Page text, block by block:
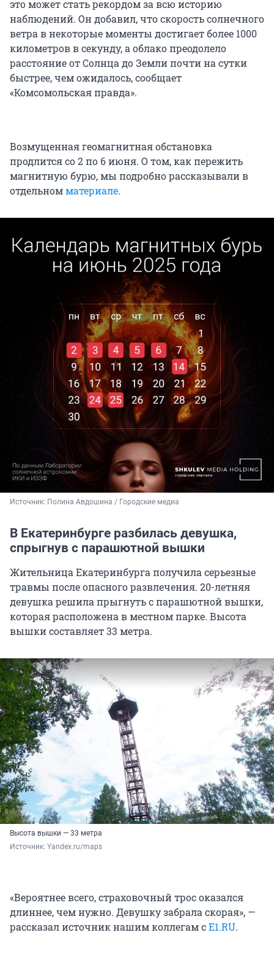
это может стать рекордом за всю историю
наблюдений. Он добавил, что скорость солнечного
ветра в некоторые моменты достигает более 1000
километров в секунду, а облако преодолело
расстояние от Солнца до Земли почти на сутки
быстрее, чем ожидалось, сообщает
«Комсомольская правда».
Возмущенная геомагнитная обстановка
продлится со 2 по 6 июня. О том, как пережить
магнитную бурю, мы подробно рассказывали в
отдельномматериале.
Источник: Полина Авдошина / Городские медиа
В Екатеринбурге разбилась девушка,
спрыгнув с парашютной вышки
Жительница Екатеринбурга получила серьезные
травмы после опасного развлечения. 20-летняя
девушка решила прыгнуть с парашютной вышки,
которая расположена в местном парке. Высота
вышки составляет 33 метра.
Высота вышки — 33 метра
Источник: Yandex.ru/maps
«Вероятнее всего, страховочный трос оказался
длиннее, чем нужно. Девушку забрала скорая», —
рассказал источник нашим коллегам сE1.RU.